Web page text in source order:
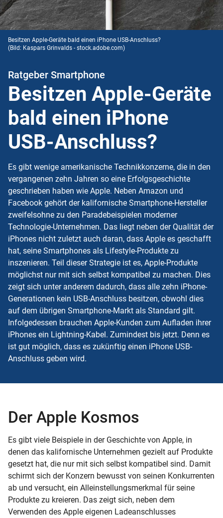
Besitzen Apple-Geräte bald einen iPhone USB-Anschluss?
(Bild: Kaspars Grinvalds - stock.adobe.com)
Ratgeber Smartphone
Besitzen Apple-Geräte
bald einen iPhone
USB-Anschluss?
Es gibt wenige amerikanische Technikkonzerne, die in den
vergangenen zehn Jahren so eine Erfolgsgeschichte
geschrieben haben wie Apple. Neben Amazon und
Facebook gehört der kalifornische Smartphone-Hersteller
zweifelsohne zu den Paradebeispielen moderner
Technologie-Unternehmen. Das liegt neben der Qualität der
iPhones nicht zuletzt auch daran, dass Apple es geschafft
hat, seine Smartphones als Lifestyle-Produkte zu
inszenieren. Teil dieser Strategie ist es, Apple-Produkte
möglichst nur mit sich selbst kompatibel zu machen. Dies
zeigt sich unter anderem dadurch, dass alle zehn iPhone-
Generationen kein USB-Anschluss besitzen, obwohl dies
auf dem übrigen Smartphone-Markt als Standard gilt.
Infolgedessen brauchen Apple-Kunden zum Aufladen ihrer
iPhones ein Lightning-Kabel. Zumindest bis jetzt. Denn es
ist gut möglich, dass es zukünftig einen iPhone USB-
Anschluss geben wird.
Der Apple Kosmos
Es gibt viele Beispiele in der Geschichte von Apple, in
denen das kalifornische Unternehmen gezielt auf Produkte
gesetzt hat, die nur mit sich selbst kompatibel sind. Damit
schirmt sich der Konzern bewusst von seinen Konkurrenten
ab und versucht, ein Alleinstellungsmerkmal für seine
Produkte zu kreieren. Das zeigt sich, neben dem
Verwenden des Apple eigenen Ladeanschlusses